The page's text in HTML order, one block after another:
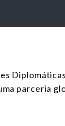
parceria